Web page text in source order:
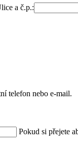
a č.p.:
telefon nebo e-mail.
Pokud si přejete